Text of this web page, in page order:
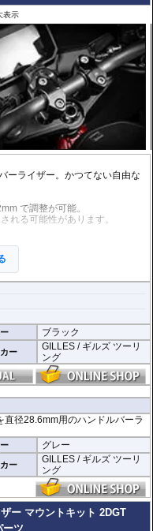
表示
ーライザー。かつてない自由な
で調整が可能。
れる可能性があります。
ークランプスペーサーが別途
ブラック
ー
GILLES / ギルズ ツーリ
ング
径28.6mm用のハンドルバーラ
グレー
ー
GILLES / ギルズ ツーリ
ング
ー マウントキット 2DGT
ーツ